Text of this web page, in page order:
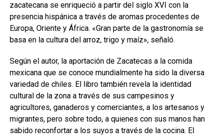
zacatecana se enriqueció a partir del siglo XVI con la
presencia hispánica a través de aromas procedentes de
Europa, Oriente y África. «Gran parte de la gastronomía se
basa en la cultura del arroz, trigo y maíz», señaló.
Según el autor, la aportación de Zacatecas a la comida
mexicana que se conoce mundialmente ha sido la diversa
variedad de chiles. El libro también revela la identidad
cultural de la zona a través de sus campesinos y
agricultores, ganaderos y comerciantes, a los artesanos y
migrantes, pero sobre todo, a quienes con sus manos han
sabido reconfortar a los suyos a través de la cocina. El